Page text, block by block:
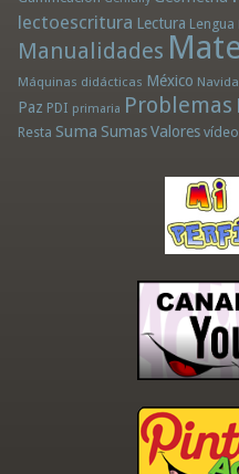
lectoescritura Lectura Lengua
Manualidades
Máquinas didácticas México
Paz PDI primaria Problemas
Resta Suma Sumas Valores vídeo